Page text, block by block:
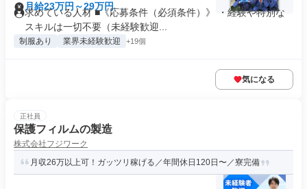
月給23万円～29万円
求めている人材 ■《応募条件（必須条件）》 ・経験や特別な
スキルは一切不要（未経験歓迎...
制服あり 業界未経験歓迎 +19個
気になる
正社員
保護フィルムの製造
株式会社フジワーク
月収26万以上可！ガッツリ稼げる／年間休日120日〜／寮完備